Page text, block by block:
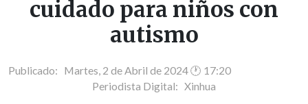
cuidado para niños con
autismo
Publicado: Martes, 2 de Abril de 2024 🕐 17:20
Periodista Digital: Xinhua